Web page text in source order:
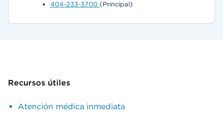
404-233-3700 (Principal)
Recursos útiles
Atención médica inmediata